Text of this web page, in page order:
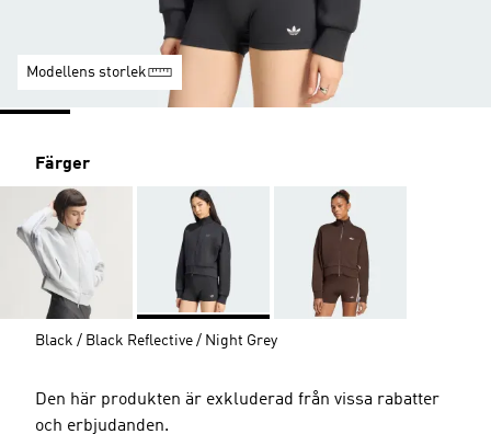
Modellens storlek
Färger
Black / Black Reflective / Night Grey
Den här produkten är exkluderad från vissa rabatter
och erbjudanden.